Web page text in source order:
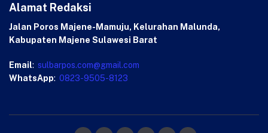
Alamat Redaksi
Jalan Poros Majene-Mamuju, Kelurahan Malunda,
Kabupaten Majene Sulawesi Barat
Email: sulbarpos.com@gmail.com
WhatsApp: 0823-9505-8123